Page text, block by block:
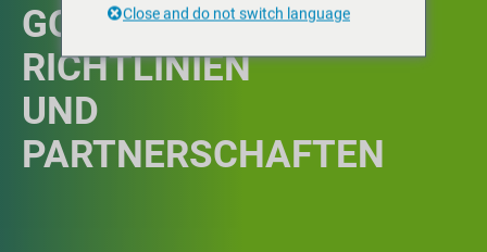
GOVERNANCE,
RICHTLINIEN
UND
PARTNERSCHAFTEN
Close and do not switch language